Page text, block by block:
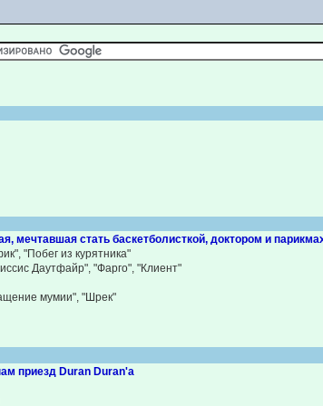
мечтавшая стать баскетболисткой, доктором и
"Побег из курятника"
Даутфайр", "Фарго", "Клиент"
мумии", "Шрек"
приезд Duran Duran'a